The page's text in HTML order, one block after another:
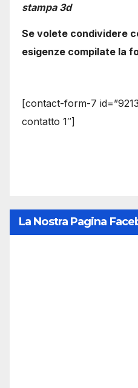
stampa 3d
Se volete condividere
esigenze compilate la
[contact-form-7
contatto 1″]
La Nostra Pagina